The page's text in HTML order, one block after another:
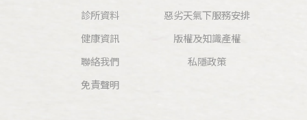
診所資料
健康資訊
聯絡我們
惡劣天氣下服務安排
版權及知識產權
私隱政策
免責聲明